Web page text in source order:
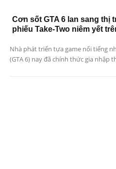
Cơn sốt GTA 6 lan sang thị
phiếu Take-Two niêm yết
Nhà phát triển tựa game nổi tiếng
(GTA 6) nay đã chính thức gia nhập